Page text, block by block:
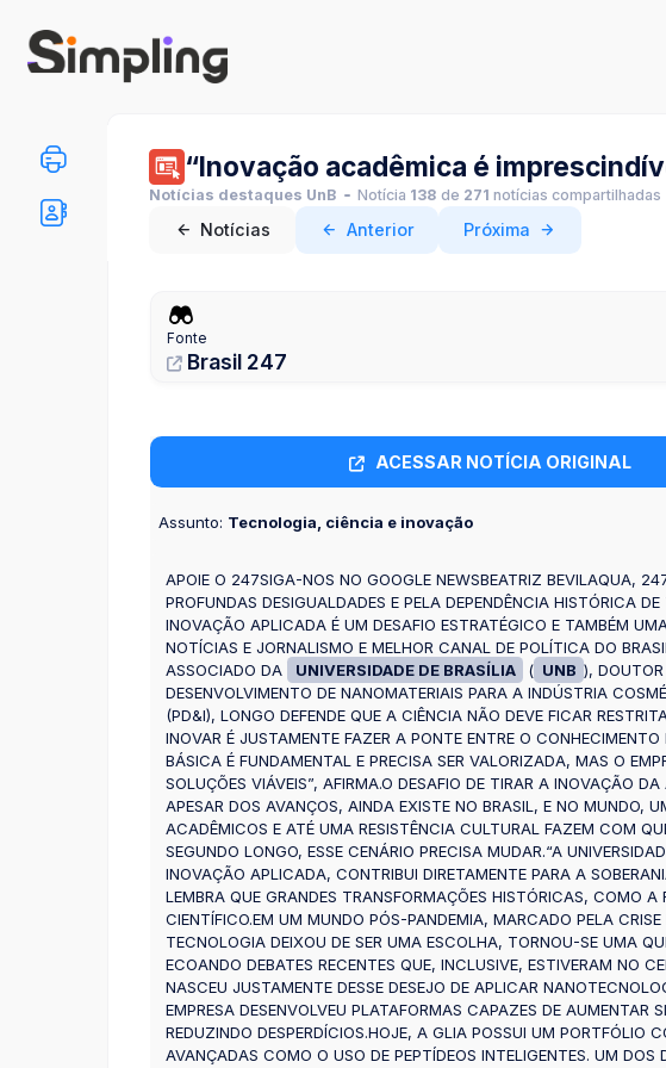
“Inovação acadêmica é
Notícias destaques UnB Notícia 138 de 271 notícias compartilhadas
Notícias Anterior Próxima
Fonte
Brasil 247
ACESSAR NOTÍCIA ORIGINAL
Assunto: Tecnologia, ciência e inovação
APOIE O 247SIGA-NOS NO GOOGLE NEWSBEATRIZ BEVILAQUA,
PROFUNDAS DESIGUALDADES E PELA DEPENDÊNCIA HISTÓRICA
INOVAÇÃO APLICADA É UM DESAFIO ESTRATÉGICO E TAMBÉM
NOTÍCIAS E JORNALISMO E MELHOR CANAL DE POLÍTICA DO
ASSOCIADO DA
UNIVERSIDADE DE BRASÍLIA ( UNB ),
DESENVOLVIMENTO DE NANOMATERIAIS PARA A INDÚSTRIA
(PD&I), LONGO DEFENDE QUE A CIÊNCIA NÃO DEVE FICAR
INOVAR É JUSTAMENTE FAZER A PONTE ENTRE O
BÁSICA É FUNDAMENTAL E PRECISA SER VALORIZADA, MAS O
SOLUÇÕES VIÁVEIS”, AFIRMA.O DESAFIO DE TIRAR A INOVAÇÃO
APESAR DOS AVANÇOS, AINDA EXISTE NO BRASIL, E NO MUNDO,
ACADÊMICOS E ATÉ UMA RESISTÊNCIA CULTURAL FAZEM COM
SEGUNDO LONGO, ESSE CENÁRIO PRECISA MUDAR.“A
INOVAÇÃO APLICADA, CONTRIBUI DIRETAMENTE PARA A
LEMBRA QUE GRANDES TRANSFORMAÇÕES HISTÓRICAS, COMO
CIENTÍFICO.EM UM MUNDO PÓS-PANDEMIA, MARCADO PELA
TECNOLOGIA DEIXOU DE SER UMA ESCOLHA, TORNOU-SE UMA
ECOANDO DEBATES RECENTES QUE, INCLUSIVE, ESTIVERAM NO
NASCEU JUSTAMENTE DESSE DESEJO DE APLICAR
EMPRESA DESENVOLVEU PLATAFORMAS CAPAZES DE
REDUZINDO DESPERDÍCIOS.HOJE, A GLIA POSSUI UM
AVANÇADAS COMO O USO DE PEPTÍDEOS INTELIGENTES. UM